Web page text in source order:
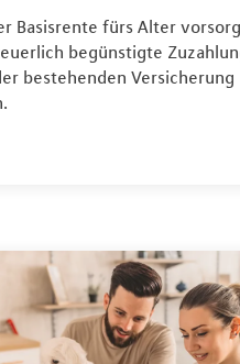
Basisrente fürs Alter
begünstigte
bestehenden Versicherung